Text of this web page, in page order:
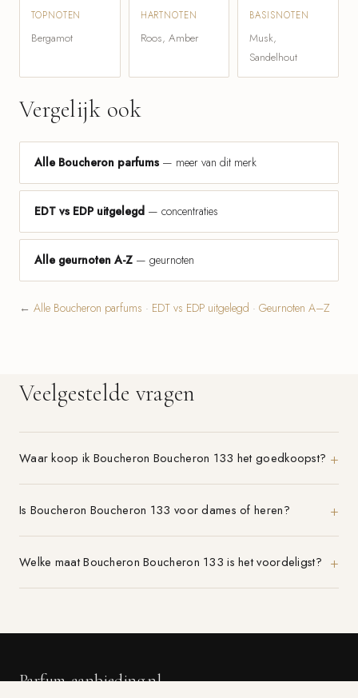
TOPNOTEN
Bergamot
HARTNOTEN
Roos, Amber
BASISNOTEN
Musk,
Sandelhout
Vergelijk ook
Alle Boucheron parfums — meer van dit merk
EDT vs EDP uitgelegd — concentraties
Alle geurnoten A-Z — geurnoten
← Alle Boucheron parfums · EDT vs EDP uitgelegd · Geurnoten A–Z
Veelgestelde vragen
Waar koop ik Boucheron Boucheron 133 het goedkoopst?
Is Boucheron Boucheron 133 voor dames of heren?
Welke maat Boucheron Boucheron 133 is het voordeligst?
Parfum-aanbieding.nl